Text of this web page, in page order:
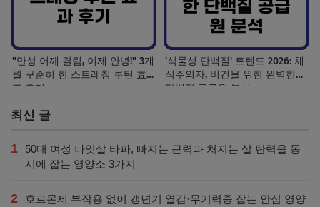
"만성 어깨 결림, 이제 안녕!" 3개
월 꾸준히 한 스트레칭 루틴 효
과 후기
'식물성 단백질' 트렌드 2026: 채
식주의자, 비건을 위한 완벽한
단백질 공급원 분석
최신 글
1
50대 여성 나잇살 타파, 빠지는 근력과 처지는 살 탄력을 동
시에 잡는 영양소 3가지
2
호르몬제 부작용 없이 갱년기 열감·무기력증 잡는 안심 영양